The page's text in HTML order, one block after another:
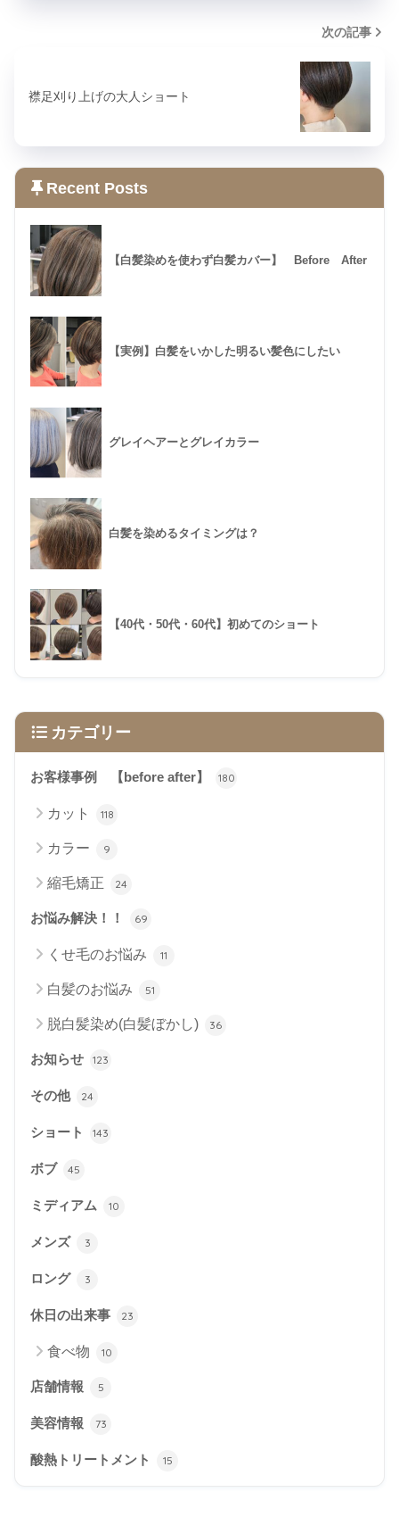
次の記事
襟足刈り上げの大人ショート
Recent Posts
【白髪染めを使わず白髪カバー】 Before After
【実例】白髪をいかした明るい髪色にしたい
グレイヘアーとグレイカラー
白髪を染めるタイミングは？
【40代・50代・60代】初めてのショート
カテゴリー
お客様事例 【before after】 180
カット 118
カラー 9
縮毛矯正 24
お悩み解決！！ 69
くせ毛のお悩み 11
白髪のお悩み 51
脱白髪染め(白髪ぼかし) 36
お知らせ 123
その他 24
ショート 143
ボブ 45
ミディアム 10
メンズ 3
ロング 3
休日の出来事 23
食べ物 10
店舗情報 5
美容情報 73
酸熱トリートメント 15